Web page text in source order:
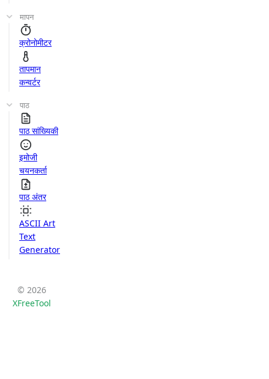
मापन
क्रोनोमीटर
तापमान
कन्वर्टर
पाठ
पाठ सांख्यिकी
इमोजी
चयनकर्ता
पाठ अंतर
ASCII Art
Text
Generator
© 2026
XFreeTool